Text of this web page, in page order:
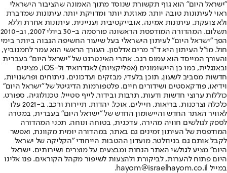
"ישראל היום" הוא גוף תקשורת שנוסד מתוך האמונה שהציבור הישראלי
ראוי לעיתונות טובה יותר, מאוזנת יותר ומדויקת יותר. עיתונות שמדברת
ולא צועקת. עיתונות אמינה, אובייקטיבית ועניינית. עיתונות אחרת וללא
תשלום. המהדורה המודפסת הראשונה פורסמה ב-30 ביולי 2007, וב-2010
הפך "ישראל היום" לעיתון הישראלי בעל שיעור החשיפה הגבוה ביותר בימי
חול. מו"ל העיתון היא ד"ר מרים אדלסון. העורך הראשי הוא עמר לחמנוביץ,
והעורך המייסד הוא עמוס רגב. אתרי האינטרנט של "ישראל היום" בעברית
ובאנגלית, כמו כן היישומונים (אפליקציות) לאנדרואיד ול-iOS, מציגים
חדשות מסביב לשעון, תוכן בלעדי, מבזקים ועדכונים, ניתוחים ופרשנויות,
וידיאו, פודקאסטים ושידורים חיים. פלטפורמות הדיגיטל של "ישראל היום"
כוללות ערוצי חדשות ודעות, תרבות ובידור, לייף סטייל, טכנולוגיה, ספורט,
כלכלה וצרכנות, בריאות, חיילים, אוכל, יהדות, תיירות ורכב. ב-2021 עלו
לאוויר האתר החדש והיישומון החדש של "ישראל היום" בעברית, במטרה
לספק לגולשים חוויה מהירה, עדכנית, בטוחה ונוחה. תכני המהדורה
המודפסת של העיתון זמינים גם באתר, במהדורה יומית מקוונת, ואפשר
לקבל אותם גם בניוזלטר. מועדון ההטבות הייחודי "הקליקה של ישראל
היום" מציע לגולשי האתר הנחות ומבצעים על מוצרים ושירותים. ישראל
היום פתוח להערות, לביקורת ולהצעות לשיפור מקהל הקוראים. פנו אלינו
במייל hayom@israelhayom.co.il.